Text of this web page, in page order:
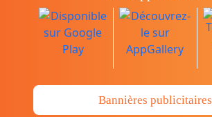
Bannières publicitaires